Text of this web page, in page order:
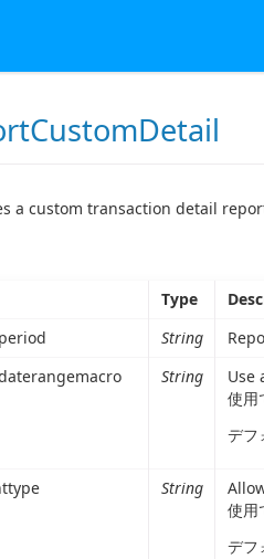
a custom transaction detail
Type
String
String
Use
使用
デフ
String
使用
デフ